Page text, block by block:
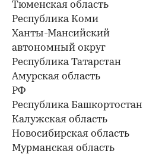
Тюменская область
Республика Коми
Ханты-Мансийский
автономный округ
Республика Татарстан
Амурская область
РФ
Республика Башкортостан
Калужская область
Новосибирская область
Мурманская область